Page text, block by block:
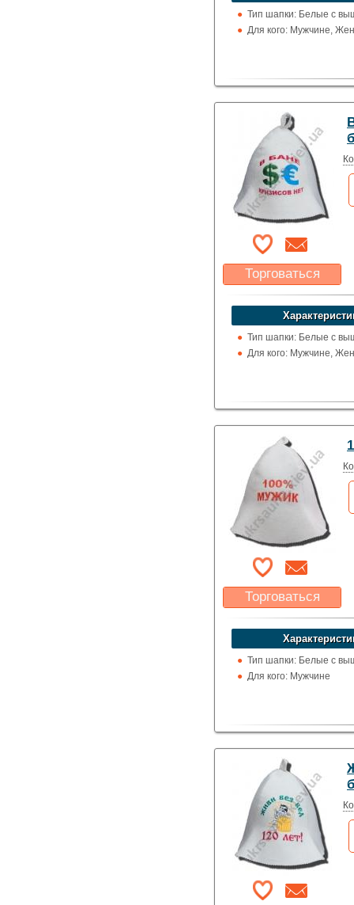
Указать цену
Тип шапки: Белые с
Для кого: Мужчине,
Торговаться
Какая цена Вас
устроит?
Указать цену
Тип шапки: Белые с
Для кого: Мужчине,
Торговаться
Какая цена Вас
устроит?
Указать цену
Тип шапки: Белые с
Для кого: Мужчине